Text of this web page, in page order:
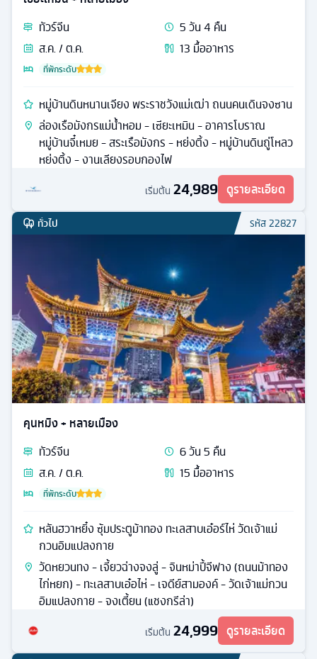
ทัวร์จีน 5วัน4 คืน
ส.ค. / ต.ค.
13 มื้ออาหาร
ที่พักระดับ
หมู่บ้านดินหนานเจียง พระราชวังแม่เฒ่า ถนนคนเดินจงซาน
ล่องเรือมังกรแม่น้ำหอม - เซียะเหมิน - อาคารโบราณ
หมู่บ้านจี๋เหมย - สระเรือมังกร - หย่งติ้ง - หมู่บ้านดินถู่โหลว
หย่งติ้ง - งานเลียงรอบกองไฟ
เริ่มต้น 24,989 ดูรายละเอียด
ทั่วไป รหัส22827
คุนหมิง + หลายเมือง
ทัวร์จีน 6วัน5 คืน
ส.ค. / ต.ค.
15 มื้ออาหาร
ที่พักระดับ
หลันฮวาหยิ๋ง ซุ้มประตูม้าทอง ทะเลสาบเอ๋อร์ไห่ วัดเจ้าแม่
กวนอิมแปลงกาย
วัดหยวนทง - เจี้ยวฉ่างจงลู่ - จินหม่าปี้จีฟาง (ถนนม้าทอง
ไก่หยก) - ทะเลสาบเอ๋อไห่ - เจดีย์สามองค์ - วัดเจ้าแม่กวน
อิมแปลงกาย - จงเตี้ยน (แชงกรีล่า)
เริ่มต้น 24,999 ดูรายละเอียด